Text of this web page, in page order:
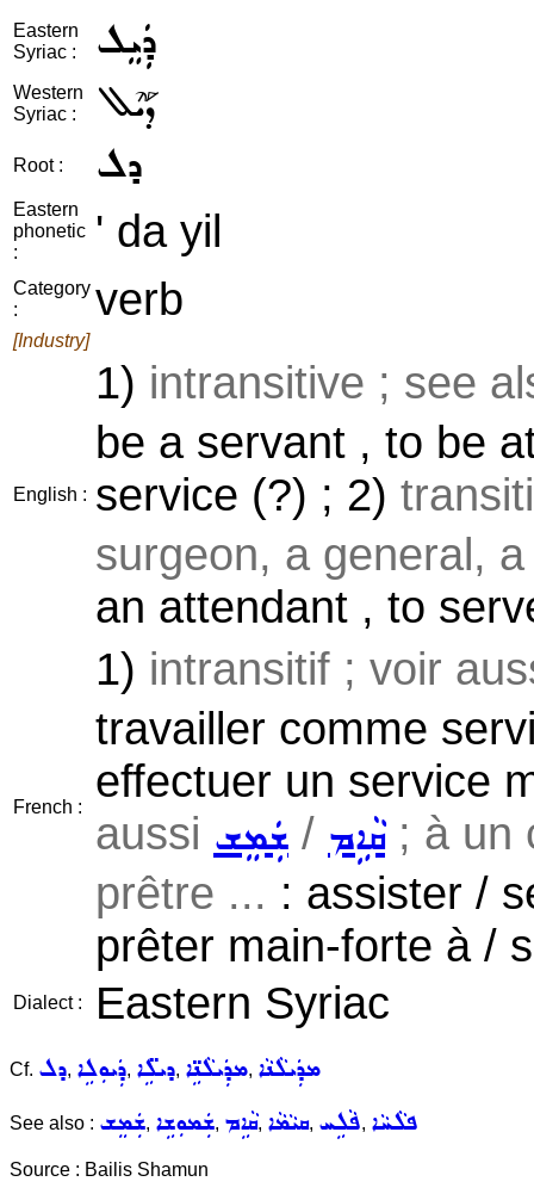
Eastern
Syriac :
ܕܲܝܸܠ
Western
Syriac :
ܕܰܝܶܠ
Root : ܕܠ
Eastern
phonetic
:
' da yil
Category
:
verb
[Industry]
English :
1) intransitive ; see
be a servant , to be
service (?) ; 2)
surgeon, a general,
an attendant , to
French :
1) intransitif ; voir
travailler comme
effectuer un service
aussi ܫܲܡܸܫ / ܩܵܐܹܡ; à un
prêtre ... : assister /
prêter main-forte à /
Dialect : Eastern Syriac
Cf. ܕܠ, ܕܲܝܘܼܠܹܐ, ܕܝܠܹ̈ܐ, ܡܕܲܝܠܵܢܹ̈ܐ, ܡܕܲܝܠܵܢܵܐ
See also : ܫܲܡܸܫ, ܫܲܡܘܼܫܹܐ, ܩܵܐܹܡ, ܩܝܵܡܵܐ, ܦܵܠܹܚ, ܦܠܵܚܵܐ
Source : Bailis Shamun